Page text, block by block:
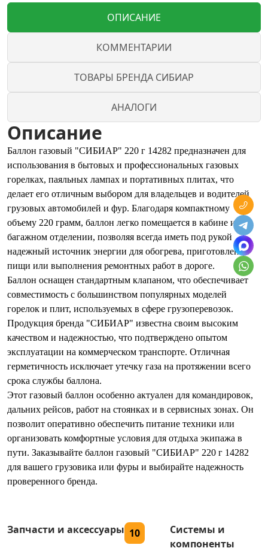
ОПИСАНИЕ
КОММЕНТАРИИ
ТОВАРЫ БРЕНДА СИБИАР
АНАЛОГИ
Описание
Баллон газовый "СИБИАР" 220 г 14282 предназначен для
использования в бытовых и профессиональных газовых
горелках, паяльных лампах и портативных плитах, что
делает его отличным выбором для владельцев и водителей
грузовых автомобилей и фур. Благодаря компактному
объему 220 грамм, баллон легко помещается в кабине или
багажном отделении, позволяя всегда иметь под рукой
надежный источник энергии для обогрева, приготовления
пищи или выполнения ремонтных работ в дороге.
Баллон оснащен стандартным клапаном, что обеспечивает
совместимость с большинством популярных моделей
горелок и плит, используемых в сфере грузоперевозок.
Продукция бренда "СИБИАР" известна своим высоким
качеством и надежностью, что подтверждено опытом
эксплуатации на коммерческом транспорте. Отличная
герметичность исключает утечку газа на протяжении всего
срока службы баллона.
Этот газовый баллон особенно актуален для командировок,
дальних рейсов, работ на стоянках и в сервисных зонах. Он
позволит оперативно обеспечить питание техники или
организовать комфортные условия для отдыха экипажа в
пути. Заказывайте баллон газовый "СИБИАР" 220 г 14282
для вашего грузовика или фуры и выбирайте надежность
проверенного бренда.
Запчасти и аксессуары 10
Системы и
компоненты